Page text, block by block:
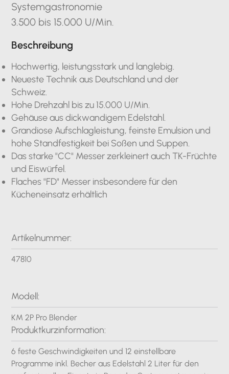
Systemgastronomie
3.500 bis 15.000 U/Min.
Beschreibung
Hochwertig, leistungsstark und langlebig.
Neueste Technik aus Deutschland und der
Schweiz.
Hohe Drehzahl bis zu 15.000 U/Min.
Gehäuse aus dickwandigem Edelstahl.
Grandiose Aufschlagleistung, feinste Emulsion und
hohe Standfestigkeit bei Soßen und Suppen.
Das starke "CC" Messer zerkleinert auch TK-Früchte
und Eiswürfel.
Flaches "FD" Messer insbesondere für den
Kücheneinsatz erhältlich
Artikelnummer:
47810
Modell:
KM 2P Pro Blender
Produktkurzinformation:
6 feste Geschwindigkeiten und 12 einstellbare
Programme inkl. Becher aus Edelstahl 2 Liter für den